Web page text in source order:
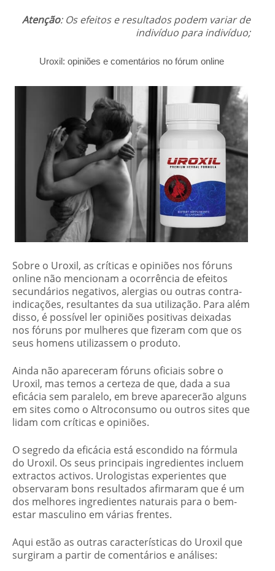
Atenção: Os efeitos e resultados podem variar de
indivíduo para indivíduo;
Uroxil: opiniões e comentários no fórum online
Sobre o Uroxil, as críticas e opiniões nos fóruns
online não mencionam a ocorrência de efeitos
secundários negativos, alergias ou outras contra-
indicações, resultantes da sua utilização. Para além
disso, é possível ler opiniões positivas deixadas
nos fóruns por mulheres que fizeram com que os
seus homens utilizassem o produto.
Ainda não apareceram fóruns oficiais sobre o
Uroxil, mas temos a certeza de que, dada a sua
eficácia sem paralelo, em breve aparecerão alguns
em sites como o Altroconsumo ou outros sites que
lidam com críticas e opiniões.
O segredo da eficácia está escondido na fórmula
do Uroxil. Os seus principais ingredientes incluem
extractos activos. Urologistas experientes que
observaram bons resultados afirmaram que é um
dos melhores ingredientes naturais para o bem-
estar masculino em várias frentes.
Aqui estão as outras características do Uroxil que
surgiram a partir de comentários e análises: